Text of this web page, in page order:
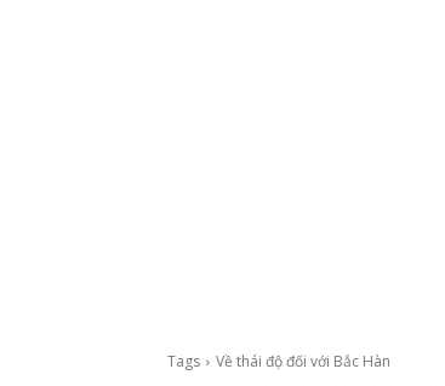
Tags Về thái độ đối với Bắc Hàn